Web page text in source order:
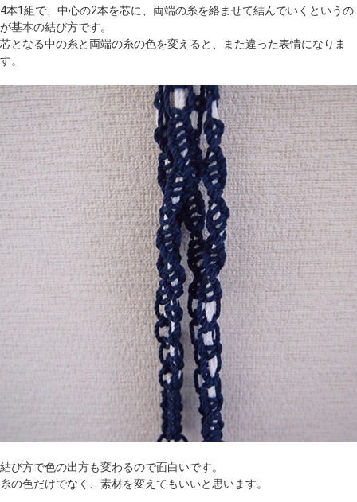
4本1組で、中心の2本を芯に、両端の糸を絡ませて結んでいくというの
が基本の結び方です。
芯となる中の糸と両端の糸の色を変えると、また違った表情になりま
す。
結び方で色の出方も変わるので面白いです。
糸の色だけでなく、素材を変えてもいいと思います。